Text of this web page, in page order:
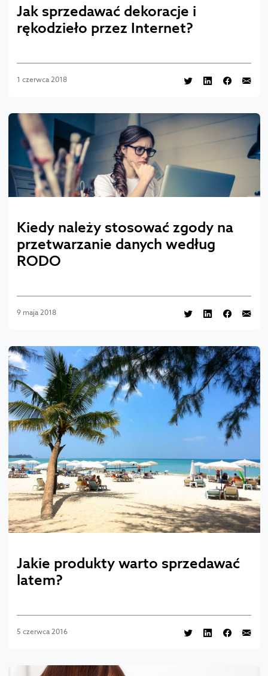
Jak sprzedawać dekoracje i
rękodzieło przez Internet?
1 czerwca 2018
Kiedy należy stosować zgody na
przetwarzanie danych według
RODO
9 maja 2018
Jakie produkty warto sprzedawać
latem?
5 czerwca 2016